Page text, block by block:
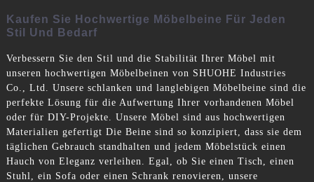
Kaufen Sie Hochwertige Möbelbeine Für Jeden
Stil Und Bedarf
Verbessern Sie den Stil und die Stabilität Ihrer Möbel mit
unseren hochwertigen Möbelbeinen von SHUOHE Industries
Co., Ltd. Unsere schlanken und langlebigen Möbelbeine sind die
perfekte Lösung für die Aufwertung Ihrer vorhandenen Möbel
oder für DIY-Projekte. Unsere Möbel sind aus hochwertigen
Materialien gefertigt Die Beine sind so konzipiert, dass sie dem
täglichen Gebrauch standhalten und jedem Möbelstück einen
Hauch von Eleganz verleihen. Egal, ob Sie einen Tisch, einen
Stuhl, ein Sofa oder einen Schrank renovieren, unsere